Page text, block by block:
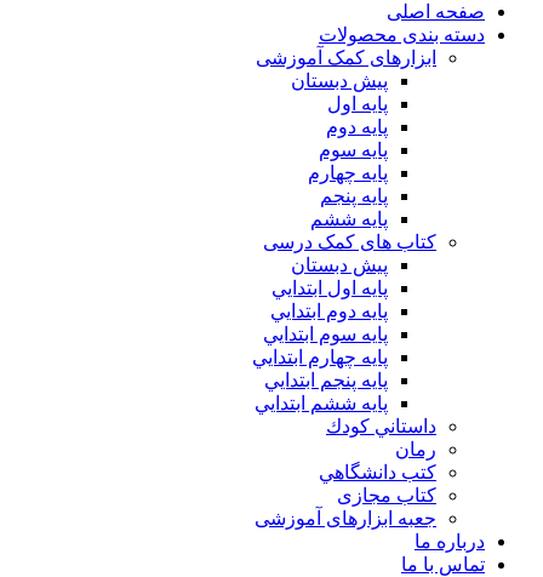
صفحه اصلی
دسته بندی محصولات
ابزارهای کمک آموزشی
پیش دبستان
پایه اول
پایه دوم
پایه سوم
پایه چهارم
پايه پنجم
پایه ششم
کتاب های کمک درسی
پیش دبستان
پايه اول ابتدايي
پايه دوم ابتدايي
پايه سوم ابتدايي
پايه چهارم ابتدايي
پايه پنجم ابتدايي
پايه ششم ابتدايي
داستاني كودك
رمان
كتب دانشگاهي
کتاب مجازی
جعبه ابزارهای آموزشی
درباره ما
تماس با ما